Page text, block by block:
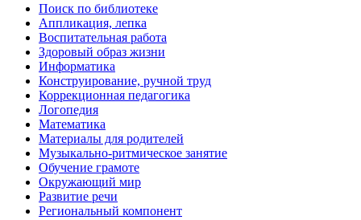
Поиск по библиотеке
Аппликация, лепка
Воспитательная работа
Здоровый образ жизни
Информатика
Конструирование, ручной труд
Коррекционная педагогика
Логопедия
Математика
Материалы для родителей
Музыкально-ритмическое занятие
Обучение грамоте
Окружающий мир
Развитие речи
Региональный компонент